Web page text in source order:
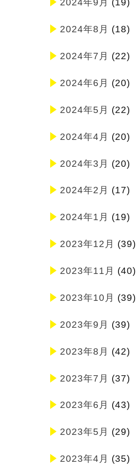
2024年9月 (19)
2024年8月 (18)
2024年7月 (22)
2024年6月 (20)
2024年5月 (22)
2024年4月 (20)
2024年3月 (20)
2024年2月 (17)
2024年1月 (19)
2023年12月 (39)
2023年11月 (40)
2023年10月 (39)
2023年9月 (39)
2023年8月 (42)
2023年7月 (37)
2023年6月 (43)
2023年5月 (29)
2023年4月 (35)